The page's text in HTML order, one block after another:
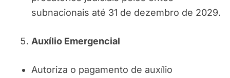
subnacionais até 31 de dezembro de 2029.
Auxílio Emergencial
Autoriza o pagamento de auxílio